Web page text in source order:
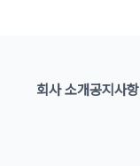
회사 소개공지사항